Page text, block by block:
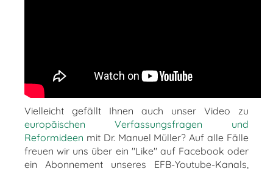
Vielleicht gefällt Ihnen auch unser Video zu
europäischen Verfassungsfragen und
Reformideen mit Dr. Manuel Müller? Auf alle Fälle
freuen wir uns über ein "Like" auf Facebook oder
ein Abonnement unseres EFB-Youtube-Kanals,